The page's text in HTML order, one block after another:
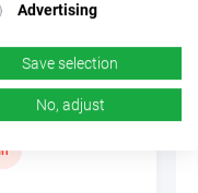
Advertising
Save selection
No, adjust